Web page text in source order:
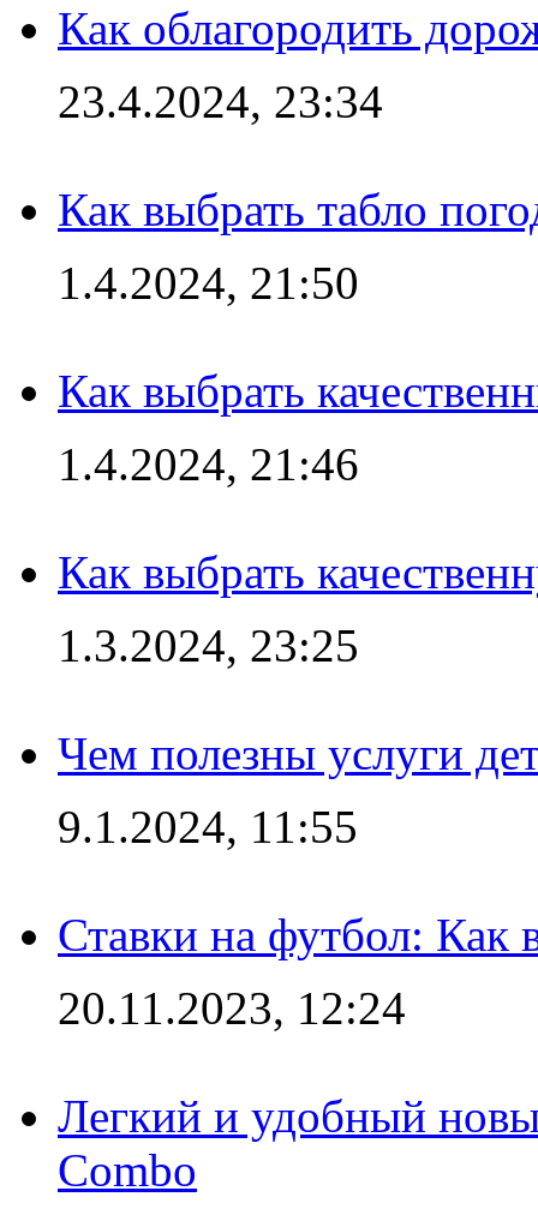
Как облагородить
23.4.2024, 23:34
Как выбрать табло
1.4.2024, 21:50
Как выбрать
1.4.2024, 21:46
Как выбрать
1.3.2024, 23:25
Чем полезны услуги
9.1.2024, 11:55
Ставки на футбол: Как
20.11.2023, 12:24
Легкий и удобный
Combo